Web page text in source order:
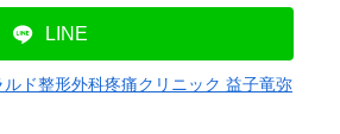
LINE
ルド整形外科疼痛クリニック 益子竜弥